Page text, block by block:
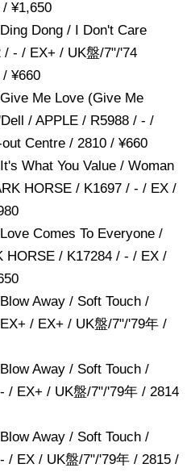
¥1,650
Dong / I Don't Care
/ - / EX+ / UK盤/7"/'74
¥660
Me Love (Give Me
/ APPLE / R5988 / - /
Centre / 2810 / ¥660
What You Value / Woman
HORSE / K1697 / - / EX /
Comes To Everyone /
HORSE / K17284 / - / EX /
Away / Soft Touch /
/ EX+ / UK盤/7"/'79年 /
Away / Soft Touch /
/ EX+ / UK盤/7"/'79年 / 2814
Away / Soft Touch /
/ EX / UK盤/7"/'79年 / 2815 /